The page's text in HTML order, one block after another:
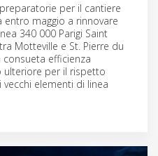
per il cantiere
entro maggio a rinnovare
340 000 Parigi Saint
Motteville e St. Pierre du
consueta efficienza
ulteriore per il rispetto
elementi di linea